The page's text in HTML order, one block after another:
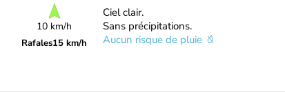
10 km/h
Rafales15 km/h
Ciel clair.
Sans précipitations.
Aucun risque de pluie